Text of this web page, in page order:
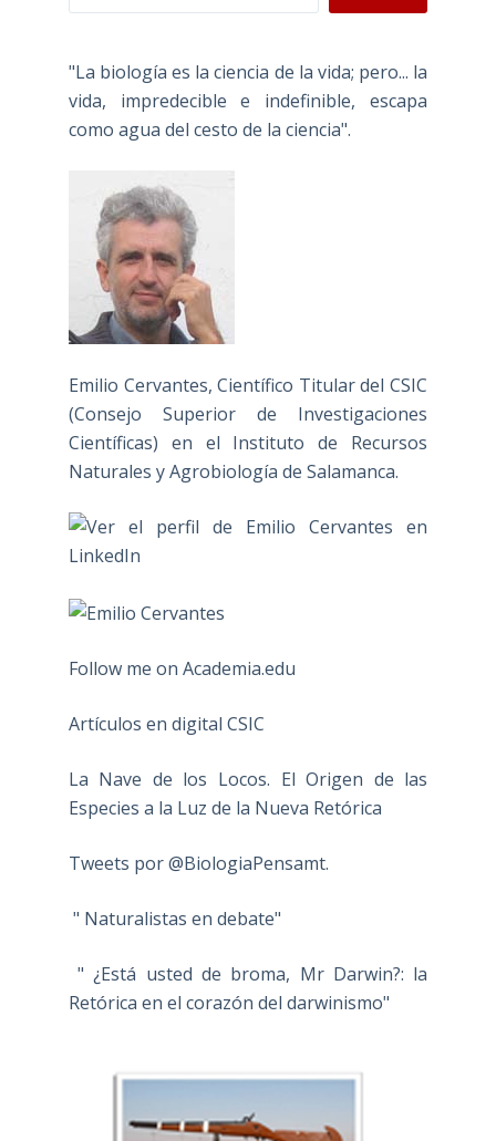
"La biología es la ciencia de la vida; pero... la
vida, impredecible e indefinible, escapa
como agua del cesto de la ciencia".
Emilio Cervantes, Científico Titular del CSIC
(Consejo Superior de Investigaciones
Científicas) en el Instituto de Recursos
Naturales y Agrobiología de Salamanca.
Follow me on Academia.edu
Artículos en digital CSIC
La Nave de los Locos. El Origen de las
Especies a la Luz de la Nueva Retórica
Tweets por @BiologiaPensamt.
" Naturalistas en debate"
" ¿Está usted de broma, Mr Darwin?: la
Retórica en el corazón del darwinismo"